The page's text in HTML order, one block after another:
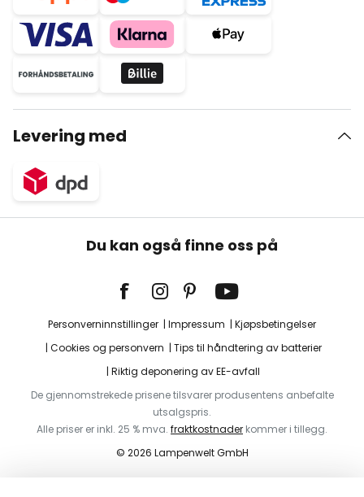
Levering med
Du kan også finne oss på
Personverninnstillinger Impressum
Kjøpsbetingelser
Cookies og personvern
Tips til håndtering av batterier
Riktig deponering av EE-avfall
De gjennomstrekede prisene tilsvarer produsentens anbefalte
utsalgspris.
Alle priser er inkl. 25 % mva. fraktkostnader kommer i tillegg.
© 2026 Lampenwelt GmbH